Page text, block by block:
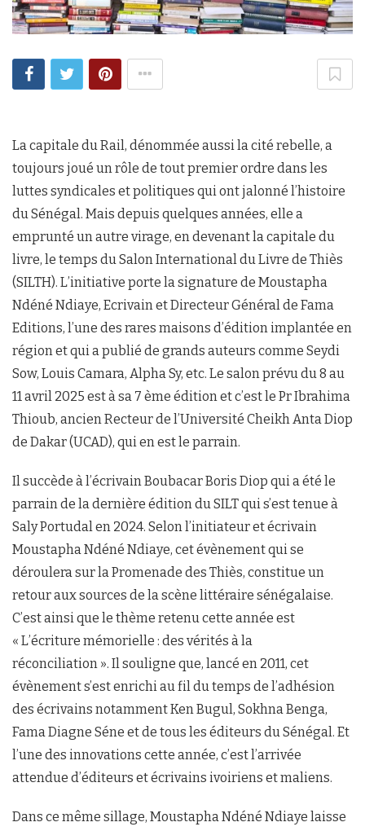
La capitale du Rail, dénommée aussi la cité rebelle, a
toujours joué un rôle de tout premier ordre dans les
luttes syndicales et politiques qui ont jalonné l’histoire
du Sénégal. Mais depuis quelques années, elle a
emprunté un autre virage, en devenant la capitale du
livre, le temps du Salon International du Livre de Thiès
(SILTH). L’initiative porte la signature de Moustapha
Ndéné Ndiaye, Ecrivain et Directeur Général de Fama
Editions, l’une des rares maisons d’édition implantée en
région et qui a publié de grands auteurs comme Seydi
Sow, Louis Camara, AlphaSy, etc. Le salon prévu du 8 au
11 avril 2025 est à sa 7 ème édition et c’est le Pr Ibrahima
Thioub, ancien Recteur de l’Université Cheikh Anta Diop
de Dakar (UCAD), qui en est le parrain.
Il succède à l’écrivain Boubacar Boris Diop qui a été le
parrain de la dernière édition du SILT qui s’est tenue à
Saly Portudal en 2024. Selon l’initiateur et écrivain
Moustapha Ndéné Ndiaye, cet évènement qui se
déroulera sur la Promenade des Thiès, constitue un
retour aux sources de la scène littéraire sénégalaise.
C’est ainsi que le thème retenu cette année est
« L’écriture mémorielle : des vérités à la
réconciliation ». Il souligne que, lancé en 2011, cet
évènement s’est enrichi au fil du temps de l’adhésion
des écrivains notamment Ken Bugul, Sokhna Benga,
Fama Diagne Séne et de tous les éditeurs du Sénégal. Et
l’une des innovations cette année, c’est l’arrivée
attendue d’éditeurs et écrivains ivoiriens et maliens.
Dans ce même sillage, Moustapha Ndéné Ndiaye laisse